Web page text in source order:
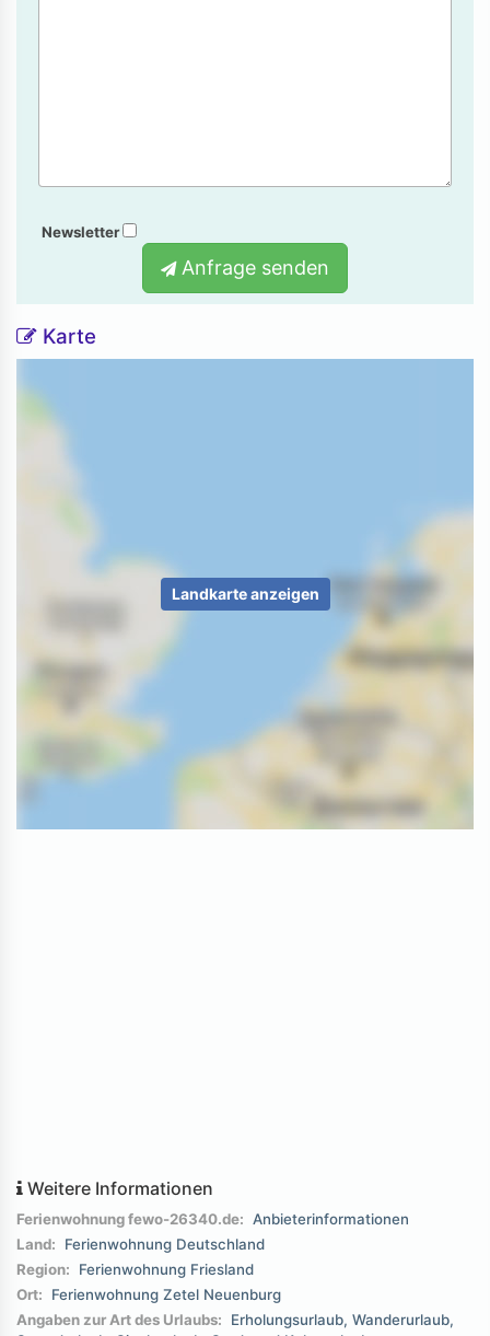
Newsletter
Anfrage senden
Karte
Landkarte anzeigen
Weitere Informationen
Ferienwohnung fewo-26340.de: Anbieterinformationen
Land:
Ferienwohnung Deutschland
Region:
Ferienwohnung Friesland
Ort:
Ferienwohnung Zetel Neuenburg
Angaben zur Art des Urlaubs:
Erholungsurlaub Wanderurlaub